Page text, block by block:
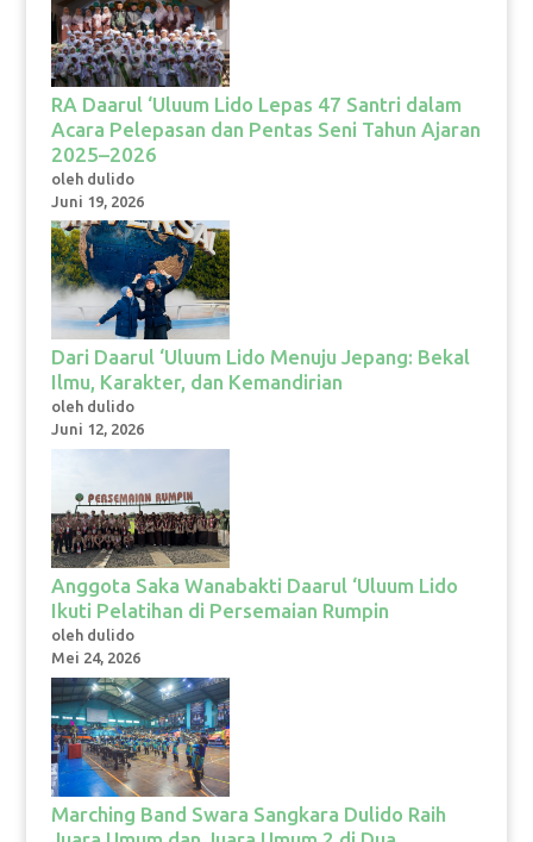
RA Daarul ‘Uluum Lido Lepas 47 Santri dalam
Acara Pelepasan dan Pentas Seni Tahun Ajaran
2025–2026
oleh dulido
Juni 19, 2026
Dari Daarul ‘Uluum Lido Menuju Jepang: Bekal
Ilmu, Karakter, dan Kemandirian
oleh dulido
Juni 12, 2026
Anggota Saka Wanabakti Daarul ‘Uluum Lido
Ikuti Pelatihan di Persemaian Rumpin
oleh dulido
Mei 24, 2026
Marching Band Swara Sangkara Dulido Raih